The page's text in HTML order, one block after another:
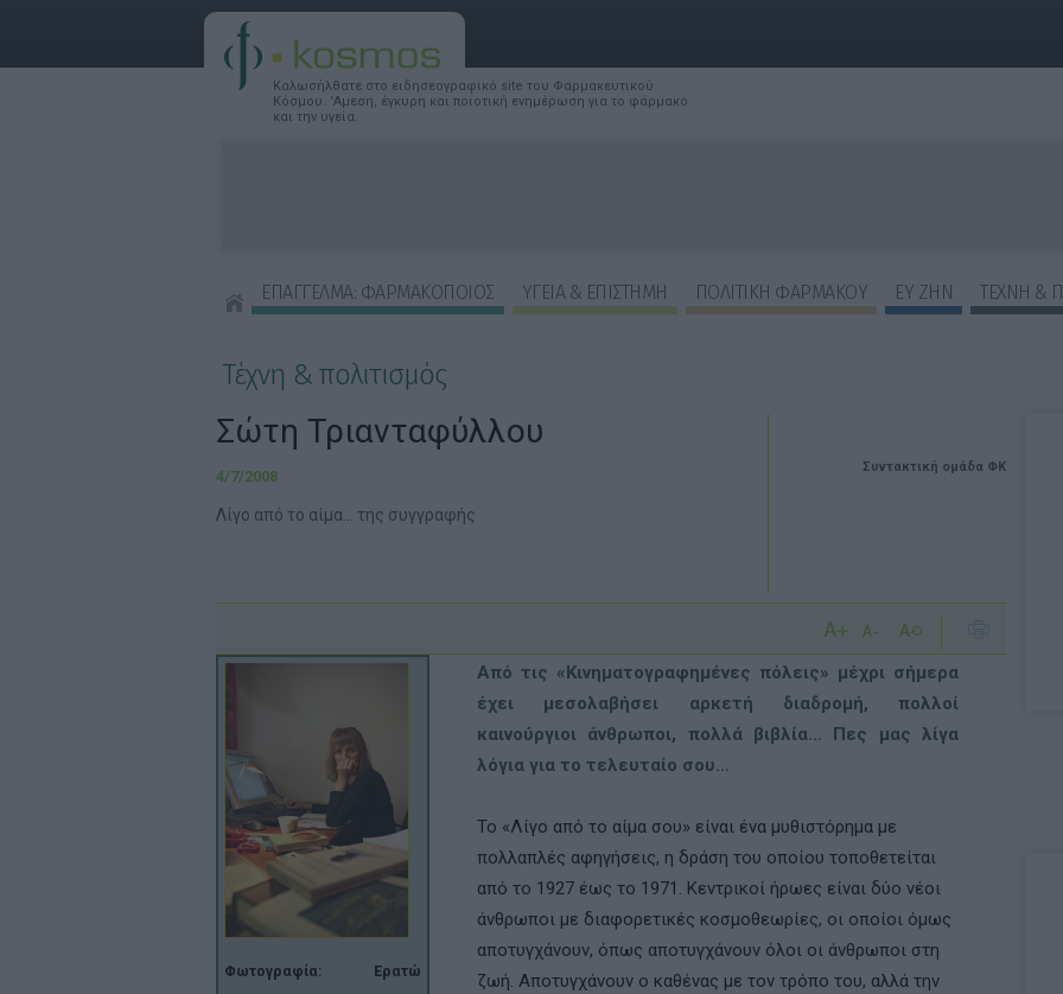
Καλωσήλθατε στο ειδησεογραφικό site του Φαρμακευτικού
Κόσμου. 'Αμεση, έγκυρη και ποιοτική ενημέρωση για το φάρμακο
και την υγεία.
ΕΠΑΓΓΕΛΜΑ: ΦΑΡΜΑΚΟΠΟΙΟΣ ΥΓΕΙΑ & ΕΠΙΣΤΗΜΗ ΠΟΛΙΤΙΚΗ ΦΑΡΜΑΚΟΥ ΕΥ ΖΗΝ
ΤΕΧΝΗ &
Τέχνη & πολιτισμός
Συντακτική ομάδα ΦΚ
Σώτη Τριανταφύλλου
4/7/2008
Λίγο από το αίμα... της συγγραφής
Φωτογραφία: Ερατώ
Από τις «Κινηματογραφημένες πόλεις» μέχρι σήμερα
έχει μεσολαβήσει αρκετή διαδρομή, πολλοί
καινούργιοι άνθρωποι, πολλά βιβλία… Πες μας λίγα
λόγια για το τελευταίο σου…
Το «Λίγο από το αίµα σου» είναι ένα µυθιστόρηµα µε
πολλαπλές αφηγήσεις, η δράση του οποίου τοποθετείται
από το 1927 έως το 1971. Κεντρικοί ήρωες είναι δύο νέοι
άνθρωποι µε διαφορετικές κοσµοθεωρίες, οι οποίοι όµως
αποτυγχάνουν, όπως αποτυγχάνουν όλοι οι άνθρωποι στη
ζωή. Αποτυγχάνουν ο καθένας µε τον τρόπο του, αλλά την